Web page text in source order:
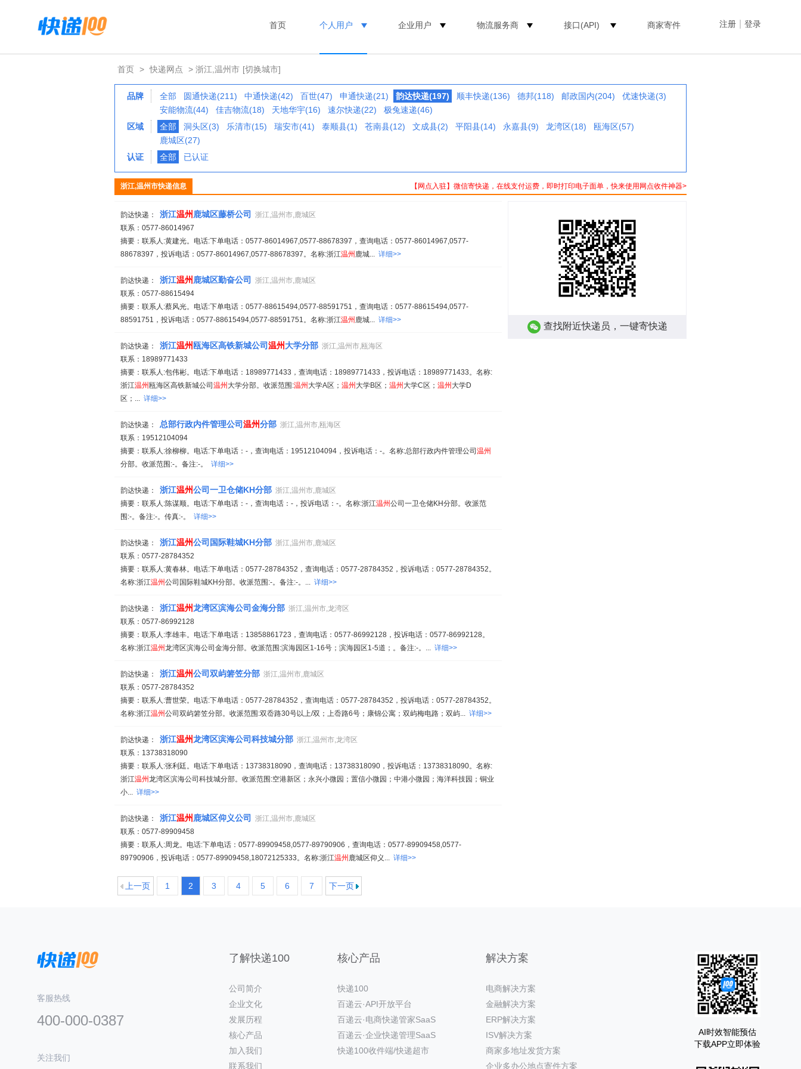
注册 登录
首页 个人用户 企业用户 物流服务商 接口(API) 商家寄件
首页 > 快递网点 > 浙江,温州市 [切换城市]
品牌 全部 圆通快递(211) 中通快递(42) 百世(47) 申通快递(21) 韵达快递(197) 顺丰快递(136) 德邦(118) 邮政国内(204)
优速快递(3)
安能物流(44)
佳吉物流(18) 天地华宇(16) 速尔快递(22)
极兔速递(46)
区域
全部 洞头区(3) 乐清市(15) 瑞安市(41) 泰顺县(1) 苍南县(12) 文成县(2) 平阳县(14) 永嘉县(9) 龙湾区(18)
瓯海区(57)
鹿城区(27)
认证
全部 已认证
【网点入驻】微信寄快递，在线支付运费，即时打印电子面单，快来使用网点收件神器>
浙江,温州市快递信息
韵达快递： 浙江温州 鹿城区藤桥公司
浙江,温州市,鹿城区
联系：0577-86014967
摘要：联系人:黄建光。电话:下单电话：0577-86014967,0577-88678397，查询电话：0577-86014967,0577-
88678397，投诉电话：0577-86014967,0577-88678397。名称:浙江温州 鹿城... 详细>>
韵达快递： 浙江温州 鹿城区勤奋公司
浙江,温州市,鹿城区
联系：0577-88615494
摘要：联系人:蔡风光。电话:下单电话：0577-88615494,0577-88591751，查询电话：0577-88615494,0577-
88591751，投诉电话：0577-88615494,0577-88591751。名称:浙江温州 鹿城... 详细>>
韵达快递： 浙江温州 瓯海区高铁新城公司温州大学分部 浙江,温州市,瓯海区
联系：18989771433
摘要：联系人:包伟彬。电话:下单电话：18989771433，查询电话：18989771433，投诉电话：18989771433。名称:
浙江温州 瓯海区高铁新城公司 温州 大学分部。收派范围:温州 大学A区； 温州 大学B区； 温州 大学C区； 温州 大学D
区；... 详细>>
韵达快递： 总部行政内件管理公司温州分部 浙江,温州市,瓯海区
联系：19512104094
摘要：联系人:徐柳柳。电话:下单电话：-，查询电话：19512104094，投诉电话：-。名称:总部行政内件管理公司 温州
分部。收派范围:-。备注:-。 详细>>
韵达快递： 浙江温州公司一卫仓储KH分部 浙江,温州市,鹿城区
摘要：联系人:陈谋顺。电话:下单电话：-，查询电话：-，投诉电话：-。名称:浙江温州公司一卫仓储KH分部。收派范
围:-。备注:-。传真:-。 详细>>
韵达快递： 浙江温州公司国际鞋城KH分部 浙江,温州市,鹿城区
联系：0577-28784352
摘要：联系人:黄春林。电话:下单电话：0577-28784352，查询电话：0577-28784352，投诉电话：0577-28784352。
名称:浙江温州公司国际鞋城KH分部。收派范围:-。备注:-。... 详细>>
韵达快递： 浙江温州龙湾区滨海公司金海分部 浙江,温州市,龙湾区
联系：0577-86992128
摘要：联系人:李雄丰。电话:下单电话：13858861723，查询电话：0577-86992128，投诉电话：0577-86992128。
名称:浙江温州龙湾区滨海公司金海分部。收派范围:滨海园区1-16号；滨海园区1-5道；。备注:-。... 详细>>
韵达快递： 浙江温州公司双屿箬笠分部 浙江,温州市,鹿城区
联系：0577-28784352
摘要：联系人:曹世荣。电话:下单电话：0577-28784352，查询电话：0577-28784352，投诉电话：0577-28784352。
名称:浙江温州公司双屿箬笠分部。收派范围:双岙路30号以上/双；上岙路6号；康锦公寓；双屿梅电路；双屿... 详细>>
韵达快递： 浙江温州龙湾区滨海公司科技城分部 浙江,温州市,龙湾区
联系：13738318090
摘要：联系人:张利廷。电话:下单电话：13738318090，查询电话：13738318090，投诉电话：13738318090。名称:
浙江温州龙湾区滨海公司科技城分部。收派范围:空港新区；永兴小微园；置信小微园；中港小微园；海洋科技园；铜业
小... 详细>>
韵达快递： 浙江温州 鹿城区仰义公司
浙江,温州市,鹿城区
联系：0577-89909458
摘要：联系人:周龙。电话:下单电话：0577-89909458,0577-89790906，查询电话：0577-89909458,0577-
89790906，投诉电话：0577-89909458,18072125333。名称:浙江温州 鹿城区仰义... 详细>>
上一页 1 2 3 4 5 6 7 下一页
查找附近快递员，一键寄快递
客服热线
400-000-0387
关注我们
了解快递100
公司简介
企业文化
发展历程
核心产品
加入我们
联系我们
核心产品
快递100
百递云·API开放平台
百递云·电商快递管家SaaS
百递云·企业快递管理SaaS
快递100收件端/快递超市
解决方案
电商解决方案
金融解决方案
ERP解决方案
ISV解决方案
商家多地址发货方案
企业多办公地点寄件方案
AI时效智能预估
下载APP立即体验